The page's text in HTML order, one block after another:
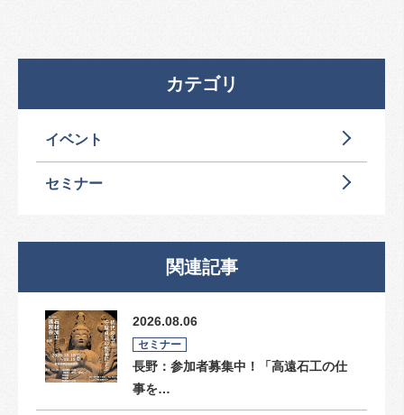
カテゴリ
イベント
セミナー
関連記事
2026.08.06
セミナー
長野：参加者募集中！「高遠石工の仕
事を…